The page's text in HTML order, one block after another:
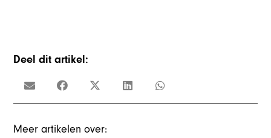
Deel dit artikel:
Meer artikelen over: